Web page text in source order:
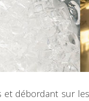
débordant sur